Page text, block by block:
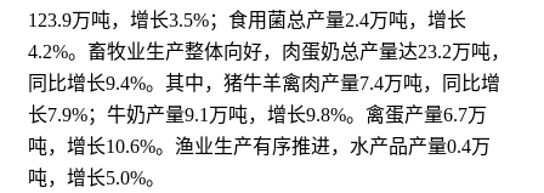
123.9万吨，增长3.5%；食用菌总产量2.4万吨，增长
4.2%。畜牧业生产整体向好，肉蛋奶总产量达23.2万吨，
同比增长9.4%。其中，猪牛羊禽肉产量7.4万吨，同比增
长7.9%；牛奶产量9.1万吨，增长9.8%。禽蛋产量6.7万
吨，增长10.6%。渔业生产有序推进，水产品产量0.4万
吨，增长5.0%。